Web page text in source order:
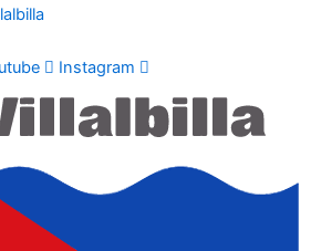
Instagram